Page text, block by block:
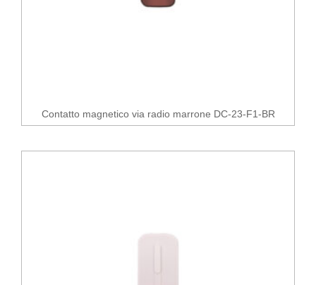
Contatto magnetico via radio marrone DC-23-F1-BR